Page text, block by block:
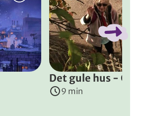
Det gule hus -
9 min